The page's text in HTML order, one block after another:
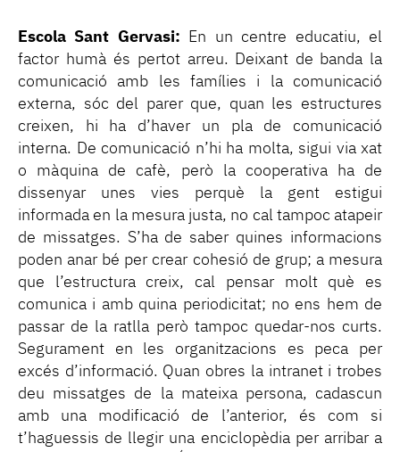
Escola Sant Gervasi: En un centre educatiu, el
factor humà és pertot arreu. Deixant de banda la
comunicació amb les famílies i la comunicació
externa, sóc del parer que, quan les estructures
creixen, hi ha d’haver un pla de comunicació
interna. De comunicació n’hi ha molta, sigui via xat
o màquina de cafè, però la cooperativa ha de
dissenyar unes vies perquè la gent estigui
informada en la mesura justa, no cal tampoc atapeir
de missatges. S’ha de saber quines informacions
poden anar bé per crear cohesió de grup; a mesura
que l’estructura creix, cal pensar molt què es
comunica i amb quina periodicitat; no ens hem de
passar de la ratlla però tampoc quedar-nos curts.
Segurament en les organitzacions es peca per
excés d’informació. Quan obres la intranet i trobes
deu missatges de la mateixa persona, cadascun
amb una modificació de l’anterior, és com si
t’haguessis de llegir una enciclopèdia per arribar a